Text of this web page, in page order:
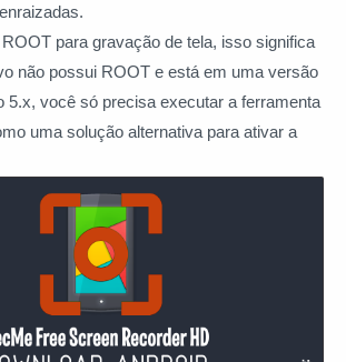
para gravação de tela, isso significa
não possui ROOT e está em uma versão
5.x, você só precisa executar a ferramenta
uma solução alternativa para ativar a